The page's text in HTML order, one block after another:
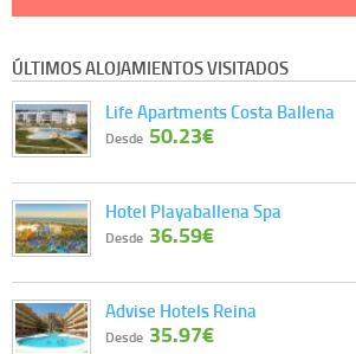
ÚLTIMOS ALOJAMIENTOS VISITADOS
Life Apartments Costa Ballena
Desde 50.23€
Hotel Playaballena Spa
Desde 36.59€
Advise Hotels Reina
Desde 35.97€